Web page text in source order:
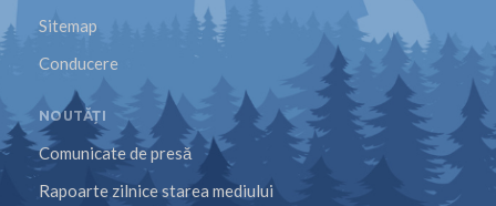
Sitemap
Conducere
NOUTĂȚI
Comunicate de presă
Rapoarte zilnice starea mediului